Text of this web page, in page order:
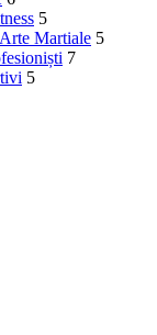
5
Martiale 5
7
5